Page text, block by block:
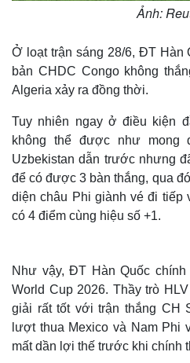
Ảnh:
Ở loạt trận sáng 28/6, ĐT Hàn
bản CHDC Congo không
Algeria xảy ra đồng thời.
Tuy nhiên ngay ở điều kiện
không thể được như mong
Uzbekistan dẫn trước nhưng
để có được 3 bàn thắng, qua
diện châu Phi giành vé đi
có 4 điểm cùng hiệu số +1.
Như vậy, ĐT Hàn Quốc
World Cup 2026. Thầy trò
giải rất tốt với trận thắng CH
lượt thua Mexico và Nam Phi
mất dần lợi thế trước khi chính